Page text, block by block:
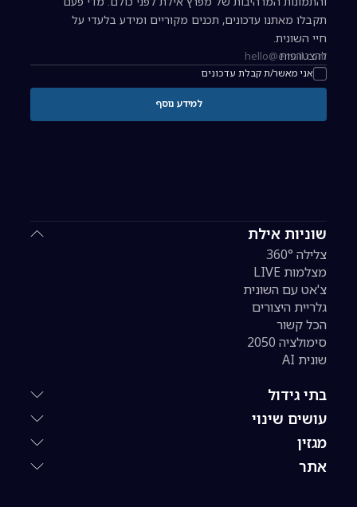
שוניות אילת
צלילה 360°
מצלמות LIVE
צ'אט עם השונית
גלריית היצורים
הכל קשור
סימולציה 2050
שונית AI
בתי גידול
עושים שינוי
מגזין
אתר
תקבלו מאתנו עדכונים, תכנים מקוריים ומידע בלעדי על
חיי השונית.
כתובת אימייל להרשמה לניוזלטר
אני מאשר/ת קבלת עדכונים
להצטרפות
למידע נוסף